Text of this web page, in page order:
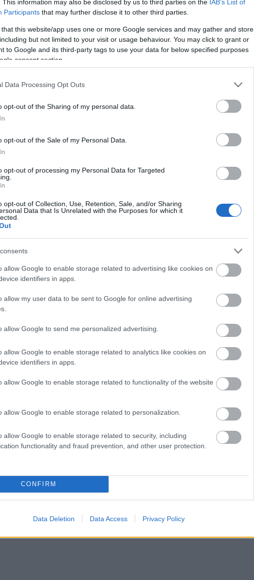
This information may also be disclosed by us to third parties on the IAB’s List of
Participants that may further disclose it to other third parties.
that this website/app uses one or more Google services and may gather and store
but not limited to your visit or usage behaviour. You may click to grant or
to Google and its third-party tags to use your data for below specified purposes
consent section.
Data Processing Opt Outs
opt-out of the Sharing of my personal data.
opt-out of the Sale of my Personal Data.
opt-out of processing my Personal Data for Targeted
opt-out of Collection, Use, Retention, Sale, and/or Sharing
Data that Is Unrelated with the Purposes for which it
allow Google to enable storage related to advertising like cookies on
identifiers in apps.
allow my user data to be sent to Google for online advertising
allow Google to send me personalized advertising.
allow Google to enable storage related to analytics like cookies on
identifiers in apps.
allow Google to enable storage related to functionality of the website
allow Google to enable storage related to personalization.
allow Google to enable storage related to security, including
functionality and fraud prevention, and other user protection.
CONFIRM
Data Deletion Data Access Privacy Policy
Εφέςη οποία τα περίμενε όλα από τουςΜίτσιτς
έδωσαν τα επιθετικά ριμπάουντ.
με διαφορά μεγαλύτερη των τεσσάρων πόντων
και της εξέλιξής του. Η
πολυφωνία της (13-10, 7’) εν αντιθέσει με την
τοΚλάιμπερν και μάλιστα πήγε προηγούμενη
της από κοντινή απόσταση (14/22)
σουτ (2/9).
από τονΓουάιλερ Μπαμπκι αυτό τους
να δημιουργήσει αποστάσεις (48-55, 26’),
ισορροπίες διατηρήθηκαν μέχρι το τέλος της